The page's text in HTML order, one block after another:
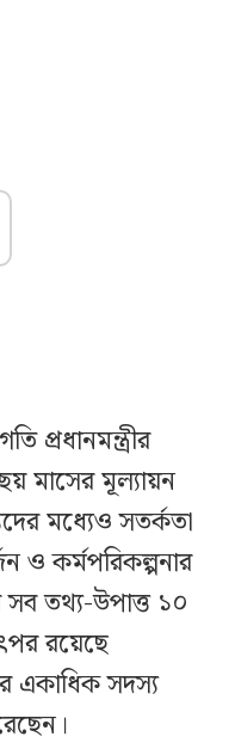
প্রধানমন্ত্রীর
মাসের মূল্যায়ন
মধ্যেও সতর্কতা
ও কর্মপরিকল্পনার
সব তথ্য-উপাত্ত ১০
রয়েছে
একাধিক সদস্য